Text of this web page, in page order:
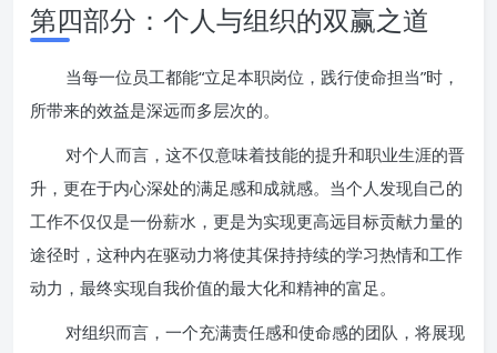
第四部分：个人与组织的双赢之道
当每一位员工都能“立足本职岗位，践行使命担当”时，
所带来的效益是深远而多层次的。
对个人而言，这不仅意味着技能的提升和职业生涯的晋
升，更在于内心深处的满足感和成就感。当个人发现自己的
工作不仅仅是一份薪水，更是为实现更高远目标贡献力量的
途径时，这种内在驱动力将使其保持持续的学习热情和工作
动力，最终实现自我价值的最大化和精神的富足。
对组织而言，一个充满责任感和使命感的团队，将展现